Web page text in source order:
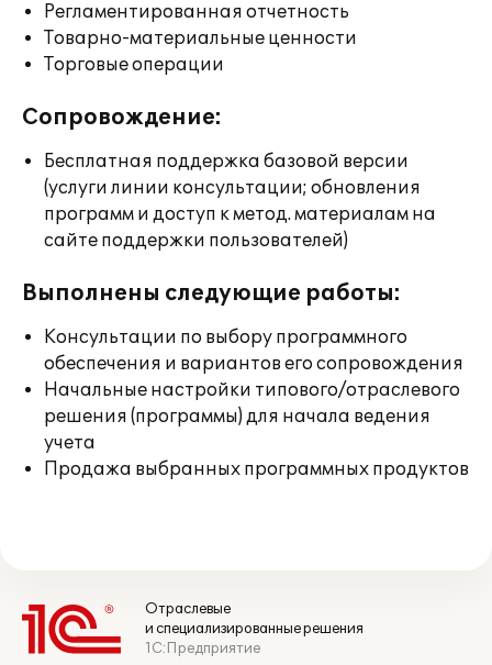
Регламентированная отчетность
Товарно-материальные ценности
Торговые операции
Сопровождение:
Бесплатная поддержка базовой версии
(услуги линии консультации; обновления
программ и доступ к метод. материалам на
сайте поддержки пользователей)
Выполнены следующие работы:
Консультации по выбору программного
обеспечения и вариантов его сопровождения
Начальные настройки типового/отраслевого
решения (программы) для начала ведения
учета
Продажа выбранных программных продуктов
Отраслевые
и специализированные решения
1С:Предприятие